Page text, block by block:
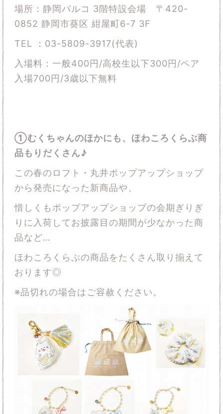
場所：静岡パルコ 3階特設会場 〒420-
0852 静岡市葵区 紺屋町6-7 3F
TEL ：03-5809-3917(代表)
入場料：一般400円/高校生以下300円/ペア
入場700円/3歳以下無料
①むくちゃんのほかにも、ほわころくらぶ商
品もりだくさん♪
この春のロフト・丸井ポップアップショップ
から発売になった新商品や、
惜しくもポップアップショップの会期ぎりぎ
りに入荷してお披露目の期間が少なかった商
品など…
ほわころくらぶの商品をたくさん取り揃えて
おります◎
※品切れの場合はご容赦ください。